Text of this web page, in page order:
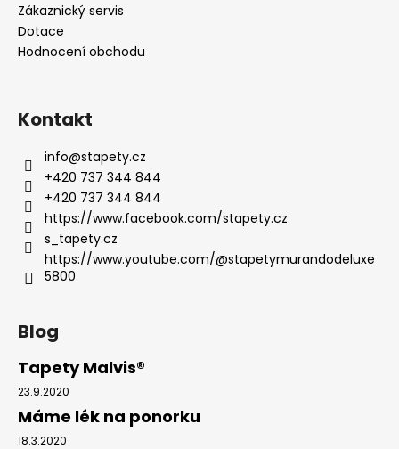
Zákaznický servis
Dotace
Hodnocení obchodu
Kontakt
info@stapety.cz
+420 737 344 844
+420 737 344 844
https://www.facebook.com/stapety.cz
s_tapety.cz
https://www.youtube.com/@stapetymurandodeluxe
5800
Blog
Tapety Malvis®
23.9.2020
Máme lék na ponorku
18.3.2020